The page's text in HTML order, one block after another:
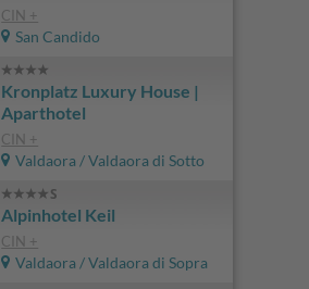
CIN +
San Candido
Kronplatz Luxury House |
Aparthotel
CIN +
Valdaora / Valdaora di Sotto
Alpinhotel Keil
CIN +
Valdaora / Valdaora di Sopra